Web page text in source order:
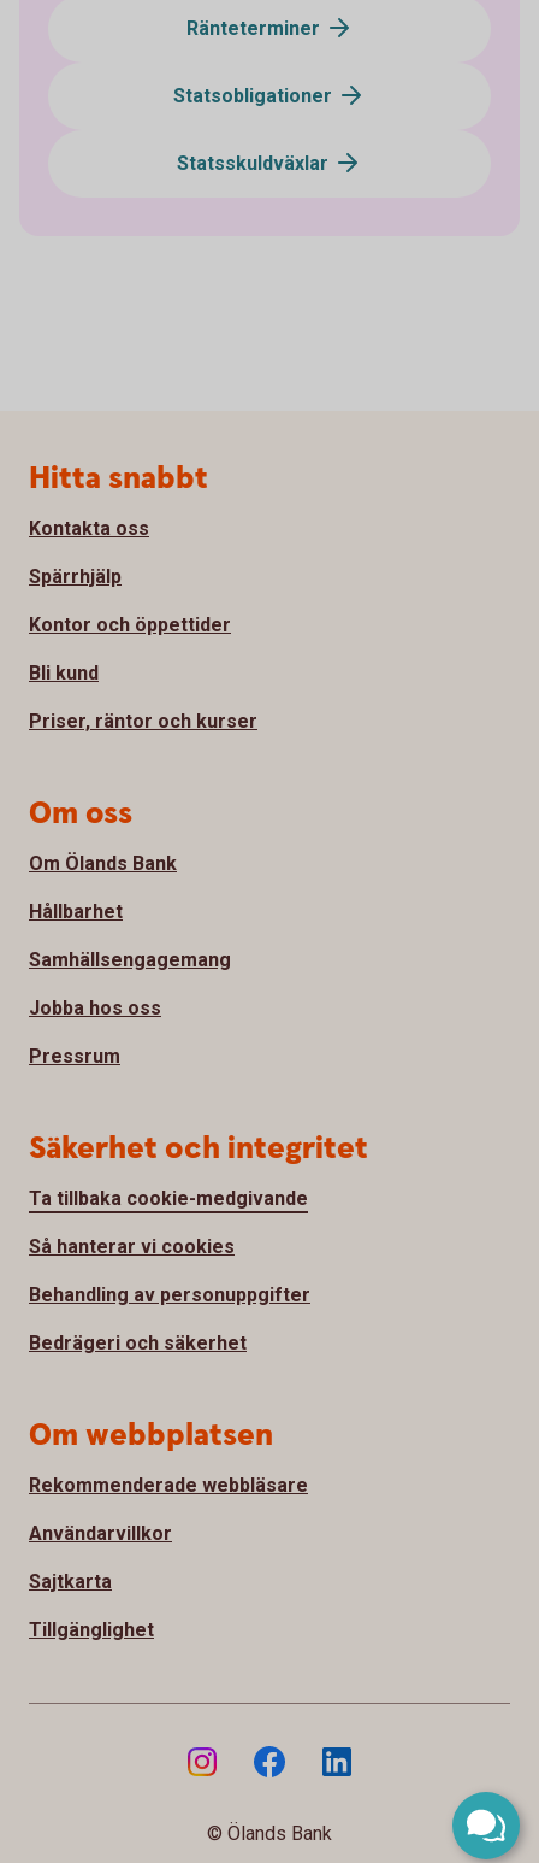
Ränteterminer
Statsobligationer
Statsskuldväxlar
Sidfot
Hitta snabbt
Kontakta oss
Spärrhjälp
Kontor och öppettider
Bli kund
Priser, räntor och kurser
Om oss
Om Ölands Bank
Hållbarhet
Samhällsengagemang
Jobba hos oss
Pressrum
Säkerhet och integritet
Ta tillbaka cookie-medgivande
Så hanterar vi cookies
Behandling av personuppgifter
Bedrägeri och säkerhet
Om webbplatsen
Rekommenderade webbläsare
Användarvillkor
Sajtkarta
Tillgänglighet
© Ölands Bank